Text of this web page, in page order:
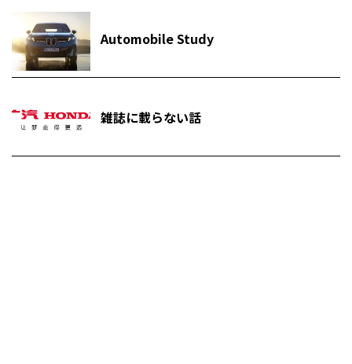
Automobile Study
雑誌に載らない話